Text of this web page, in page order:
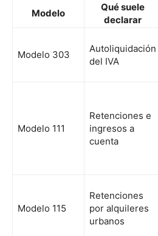
Modelo
Qué suele
declarar
Modelo 303
Autoliquidación
del IVA
Modelo 111
Retenciones e
ingresos a
cuenta
Modelo 115
Retenciones
por alquileres
urbanos